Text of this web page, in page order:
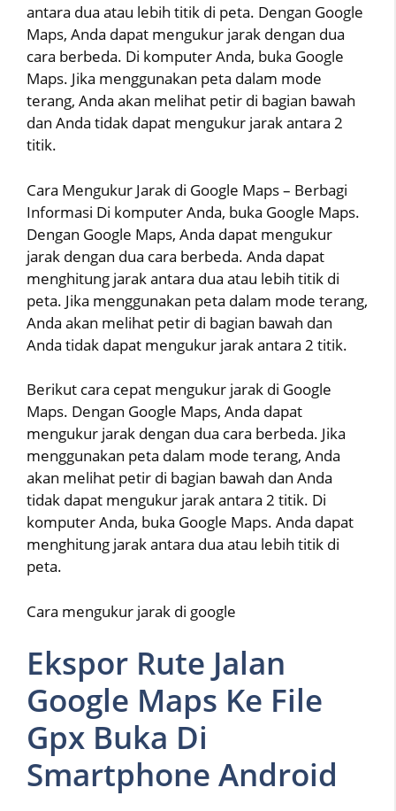
antara dua atau lebih titik di peta. Dengan Google
Maps, Anda dapat mengukur jarak dengan dua
cara berbeda. Di komputer Anda, buka Google
Maps. Jika menggunakan peta dalam mode
terang, Anda akan melihat petir di bagian bawah
dan Anda tidak dapat mengukur jarak antara 2
titik.
Cara Mengukur Jarak di Google Maps – Berbagi
Informasi Di komputer Anda, buka Google Maps.
Dengan Google Maps, Anda dapat mengukur
jarak dengan dua cara berbeda. Anda dapat
menghitung jarak antara dua atau lebih titik di
peta. Jika menggunakan peta dalam mode terang,
Anda akan melihat petir di bagian bawah dan
Anda tidak dapat mengukur jarak antara 2 titik.
Berikut cara cepat mengukur jarak di Google
Maps. Dengan Google Maps, Anda dapat
mengukur jarak dengan dua cara berbeda. Jika
menggunakan peta dalam mode terang, Anda
akan melihat petir di bagian bawah dan Anda
tidak dapat mengukur jarak antara 2 titik. Di
komputer Anda, buka Google Maps. Anda dapat
menghitung jarak antara dua atau lebih titik di
peta.
Cara mengukur jarak di google
Ekspor Rute Jalan
Google Maps Ke File
Gpx Buka Di
Smartphone Android